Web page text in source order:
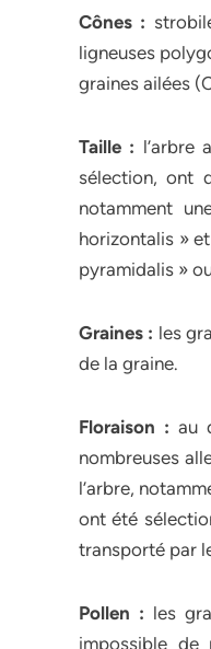
Cônes :
ligneuses
graines ailées
Taille : l’arbre
sélection, ont
notamment
horizontalis »
pyramidalis »
Graines : les
de la graine.
Floraison : au
nombreuses
l’arbre,
ont été
transporté par
Pollen : les
impossible de